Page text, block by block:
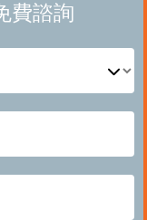
費諮詢